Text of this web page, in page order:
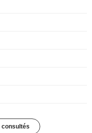
consultés